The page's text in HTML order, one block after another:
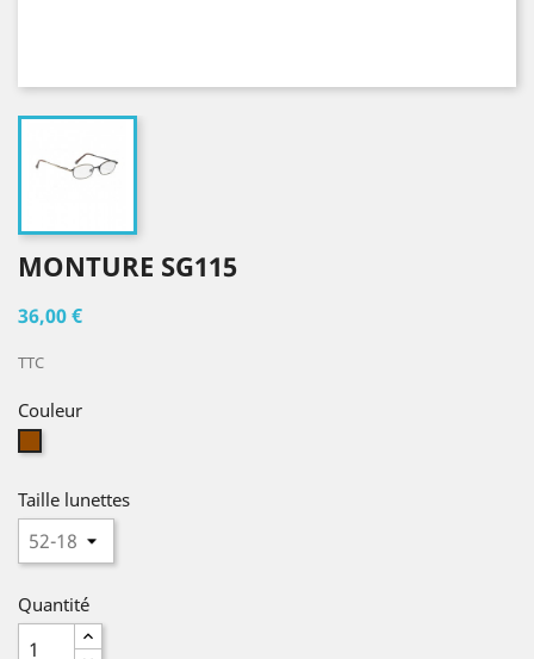
MONTURE SG115
36,00 €
TTC
Couleur
Taille lunettes
Quantité